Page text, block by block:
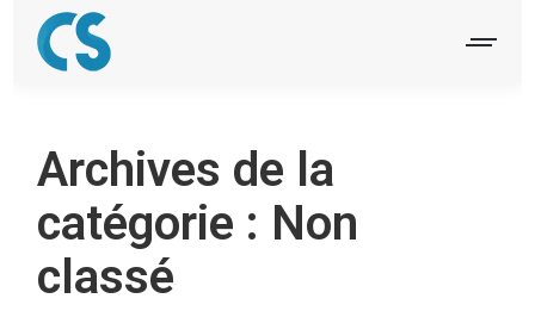
Archives de la
catégorie : Non
classé